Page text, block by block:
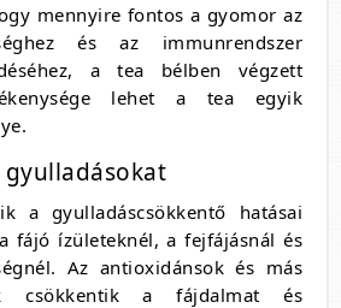
mennyire fontos a gyomor az
és az immunrendszer
a tea bélben végzett
lehet a tea egyik
gyulladásokat
a gyulladáscsökkentő hatásai
fájó ízületeknél, a fejfájásnál és
Az antioxidánsok és más
csökkentik a fájdalmat és